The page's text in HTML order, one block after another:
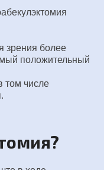
зрения более
положительный
том числе